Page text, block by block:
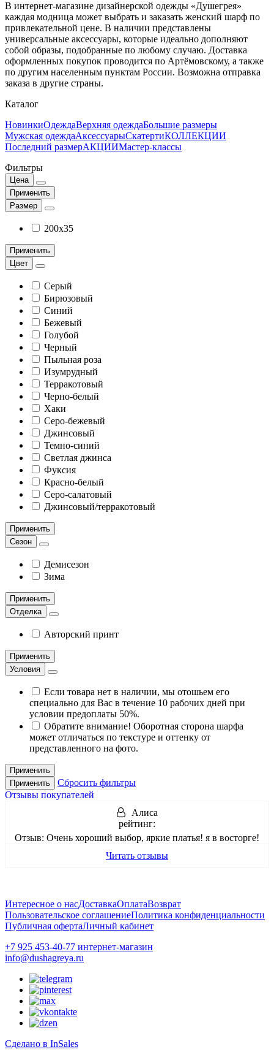
В интернет-магазине дизайнерской одежды «Душегрея»
каждая модница может выбрать и заказать женский шарф по
привлекательной цене. В наличии представлены
универсальные аксессуары, которые идеально дополняют
собой образы, подобранные по любому случаю. Доставка
оформленных покупок проводится по Артёмовскому, а также
по другим населенным пунктам России. Возможна отправка
заказа в другие страны.
Каталог
НовинкиОдеждаВерхняя одеждаБольшие размеры
Мужская одеждаАксессуарыСкатертиКОЛЛЕКЦИИ
Последний размерАКЦИИМастер-классы
Фильтры
Цена
Применить
Размер
200x35
Применить
Цвет
Серый
Бирюзовый
Синий
Бежевый
Голубой
Черный
Пыльная роза
Изумрудный
Терракотовый
Черно-белый
Хаки
Серо-бежевый
Джинсовый
Темно-синий
Светлая джинса
Фуксия
Красно-белый
Серо-салатовый
Джинсовый/терракотовый
Применить
Сезон
Демисезон
Зима
Применить
Отделка
Авторский принт
Применить
Условия
Если товара нет в наличии, мы отошьем его
специально для Вас в течение 10 рабочих дней при
условии предоплаты 50%.
Обратите внимание! Оборотная сторона шарфа
может отличаться по текстуре и оттенку от
представленного на фото.
Применить
Применить
Сбросить фильтры
Отзывы покупателей
Алиса
рейтинг:
Отзыв: Очень хороший выбор, яркие платья! я в восторге!
Читать отзывы
Интересное о насДоставкаОплатаВозврат
Пользовательское соглашениеПолитика конфиденциальности
Публичная офертаЛичный кабинет
+7 925 453-40-77 интернет-магазин
info@dushagreya.ru
Сделано в InSales